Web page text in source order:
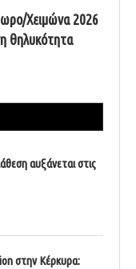
Χειμώνα 2026
θηλυκότητα
αυξάνεται στις
στην Κέρκυρα: